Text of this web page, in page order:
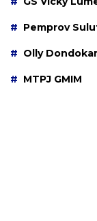
Pemprov
Olly
MTPJ GMIM